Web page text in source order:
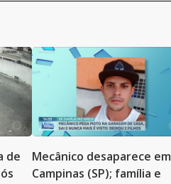
de
Mecânico desaparece em
Campinas (SP); família e